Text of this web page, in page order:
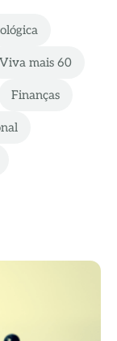
Viva mais 60
Finanças